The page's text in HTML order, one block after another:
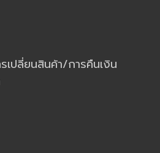
เปลี่ยนสินค้า/การคืนเงิน